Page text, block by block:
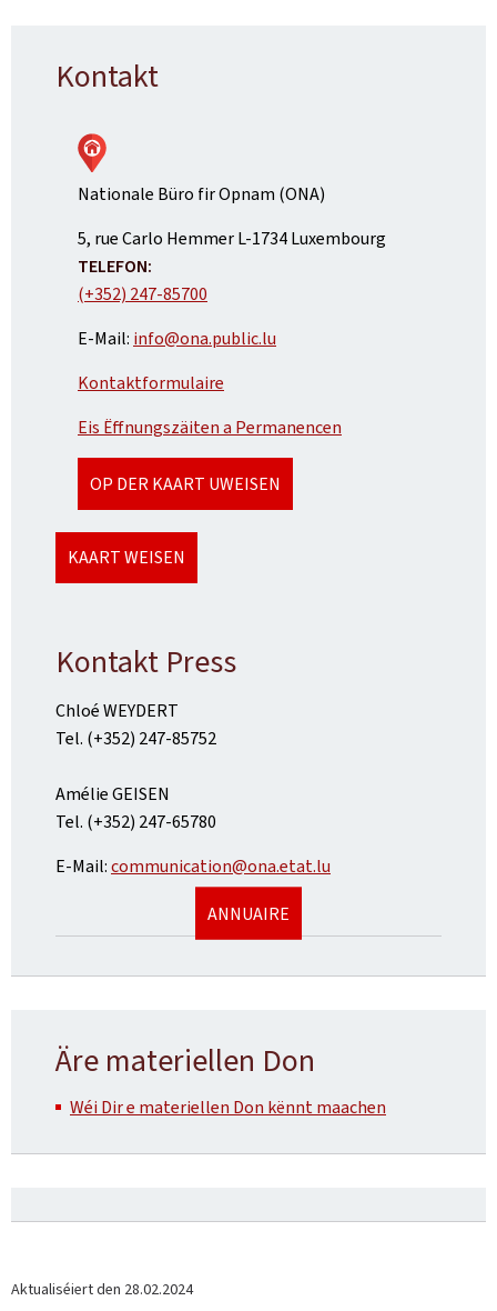
Kontakt
Nationale Büro fir Opnam (ONA)
ADRESS:
5, rue Carlo HemmerL-1734Luxembourg
TELEFON:
(+352) 247-85700
E-Mail: info@ona.public.lu
Kontaktformulaire
Eis Ëffnungszäiten a Permanencen
OP DER KAART UWEISEN
KAART WEISEN
Kontakt Press
Chloé WEYDERT
Tel. (+352) 247-85752
Amélie GEISEN
Tel. (+352) 247-65780
E-Mail:communication@ona.etat.lu
ANNUAIRE
Äre materiellen Don
Wéi Dir e materiellen Don kënnt maachen
Aktualiséiert den 28.02.2024